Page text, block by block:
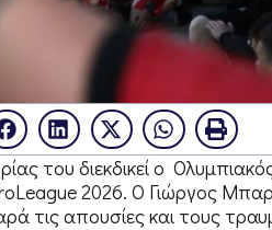
του διεκδικεί ο
2026. Ο Γιώργος
τις απουσίες και τους